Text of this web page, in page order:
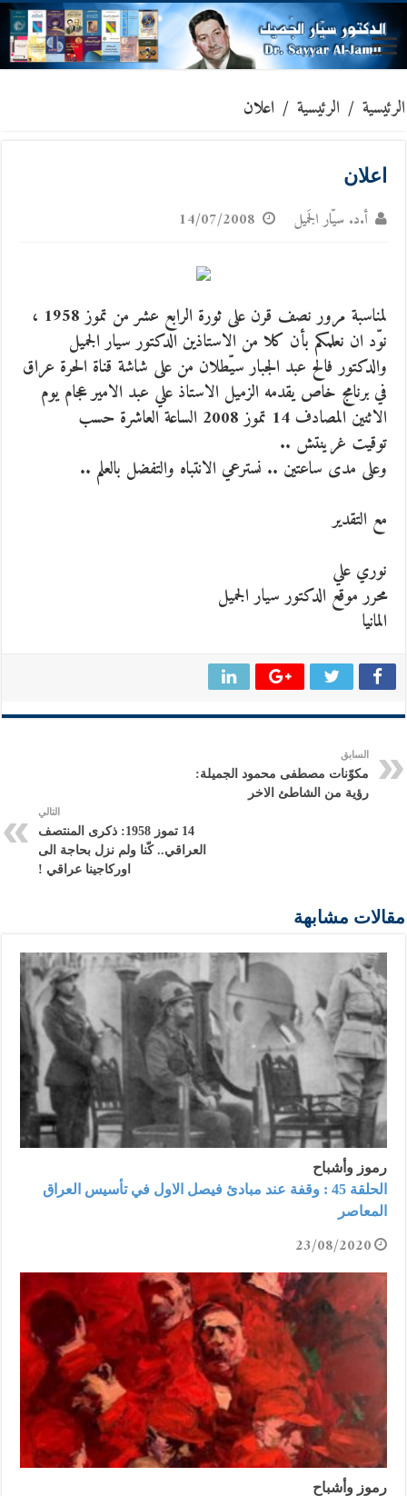
الرئيسية / الرئيسية / اعلان
اعلان
أ.د. سيّار الجَميل 14/07/2008
لمناسبة مرور نصف قرن على ثورة الرابع عشر من تموز 1958 ،
نوّد ان نعلمكم بأن كلا من الاستاذين الدكتور سيار الجميل
والدكتور فالح عبد الجبار سيّطلان من على شاشة قناة الحرة عراق
في برنامج خاص يقدمه الزميل الاستاذ علي عبد الامير عجام يوم
الاثنين المصادف 14 تموز 2008 الساعة العاشرة حسب
توقيت غرينتش ..
وعلى مدى ساعتين .. نسترعي الانتباه والتفضل بالعلم ..
مع التقدير
نوري علي
محرر موقع الدكتور سيار الجميل
المانيا
السابق
مكوّنات مصطفى محمود الجميلة:
رؤية من الشاطئ الاخر
التالي
14 تموز 1958: ذكرى المنتصف
العراقي.. كّنا ولم نزل بحاجة الى
اوركاجينا عراقي !
مقالات مشابهة
رموز وأشباح
الحلقة 45 : وقفة عند مبادئ فيصل الاول في تأسيس العراق
المعاصر
23/08/2020
رموز وأشباح